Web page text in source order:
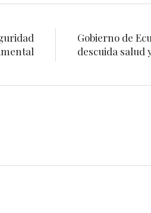
Gobierno de
descuida salud